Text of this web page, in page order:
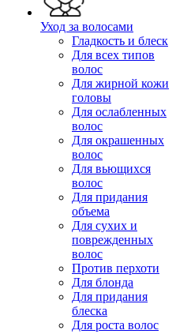
Уход за волосами
Гладкость и блеск
Для всех типов
волос
Для жирной кожи
головы
Для ослабленных
волос
Для окрашенных
волос
Для вьющихся
волос
Для придания
объема
Для сухих и
поврежденных
волос
Против перхоти
Для блонда
Для придания
блеска
Для роста волос